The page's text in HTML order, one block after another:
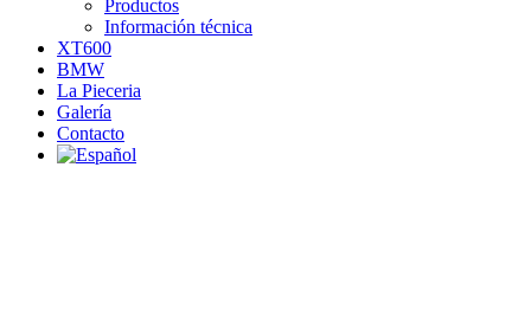
Productos
Información técnica
XT600
BMW
La Pieceria
Galería
Contacto